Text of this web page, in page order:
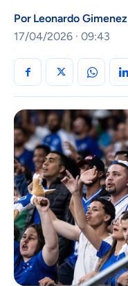
Por Leonardo Gimenez
17/04/2026 · 09:43